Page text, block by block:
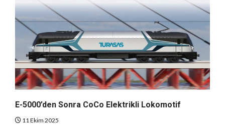
E-5000’den Sonra CoCo Elektrikli Lokomotif
11 Ekim 2025